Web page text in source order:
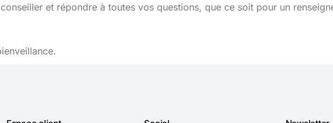
et répondre à toutes vos questions, que ce soit pour un